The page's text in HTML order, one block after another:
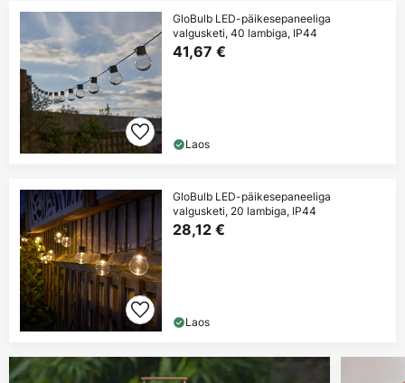
GloBulb LED-päikesepaneeliga
valgusketi, 40 lambiga, IP44
41,67 €
Laos
GloBulb LED-päikesepaneeliga
valgusketi, 20 lambiga, IP44
28,12 €
Laos